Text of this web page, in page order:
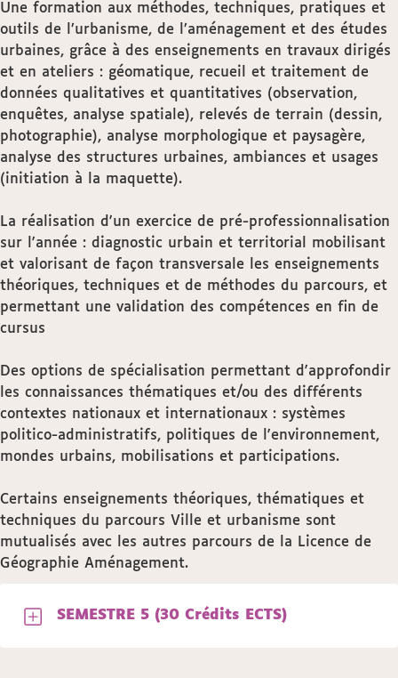
Une formation aux méthodes, techniques, pratiques et
outils de l’urbanisme, de l’aménagement et des études
urbaines, grâce à des enseignements en travaux dirigés
et en ateliers : géomatique, recueil et traitement de
données qualitatives et quantitatives (observation,
enquêtes, analyse spatiale), relevés de terrain (dessin,
photographie), analyse morphologique et paysagère,
analyse des structures urbaines, ambiances et usages
(initiation à la maquette).
La réalisation d'un exercice de pré-professionnalisation
sur l'année : diagnostic urbain et territorial mobilisant
et valorisant de façon transversale les enseignements
théoriques, techniques et de méthodes du parcours, et
permettant une validation des compétences en fin de
cursus
Des options de spécialisation permettant d'approfondir
les connaissances thématiques et/ou des différents
contextes nationaux et internationaux : systèmes
politico-administratifs, politiques de l'environnement,
mondes urbains, mobilisations et participations.
Certains enseignements théoriques, thématiques et
techniques du parcours Ville et urbanisme sont
mutualisés avec les autres parcours de la Licence de
Géographie Aménagement.
SEMESTRE 5 (30 Crédits ECTS)